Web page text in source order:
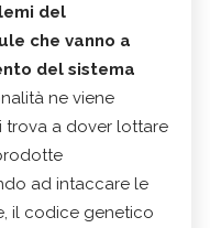
del
che vanno a
del sistema
ne viene
trova a dover lottare
ad intaccare le
il codice genetico